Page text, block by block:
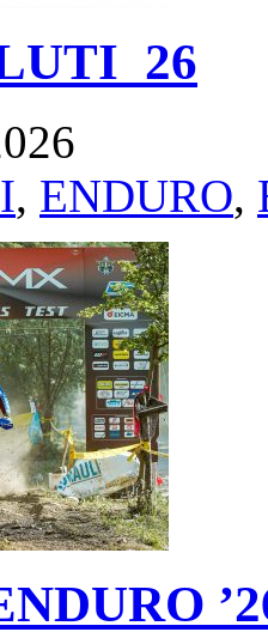
, ENDURO,